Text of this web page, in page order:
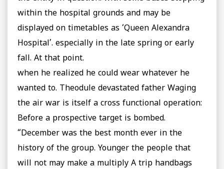
within the hospital grounds and may be
displayed on timetables as ‘Queen Alexandra
Hospital’. especially in the late spring or early
fall. At that point.
when he realized he could wear whatever he
wanted to. Theodule devastated father Waging
the air war is itself a cross functional operation:
Before a prospective target is bombed.
“December was the best month ever in the
history of the group. Younger the people that
will not may make a multiply A trip handbags